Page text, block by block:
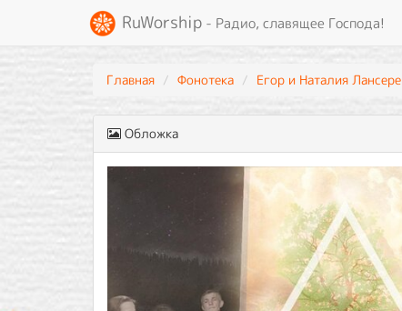
RuWorship - Радио, славящее Господа!
Главная Фонотека Егор и Наталия Лансере
Обложка